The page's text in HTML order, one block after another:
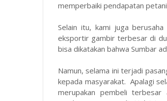
memperbaiki pendapatan
Selain itu, kami juga
eksportir gambir terbesar di
bisa dikatakan bahwa Sumbar
Namun, selama ini terjadi
kepada masyarakat. Apalagi
merupakan pembeli terbesar